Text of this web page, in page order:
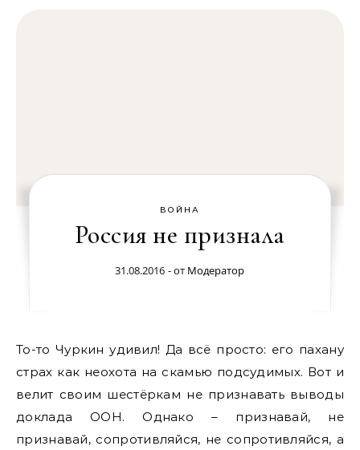
ВОЙНА
Россия не признала
31.08.2016 - от Модератор
То-то Чуркин удивил! Да всё просто: его пахану
страх как неохота на скамью подсудимых. Вот и
велит своим шестёркам не признавать выводы
доклада ООН. Однако – признавай, не
признавай, сопротивляйся, не сопротивляйся, а